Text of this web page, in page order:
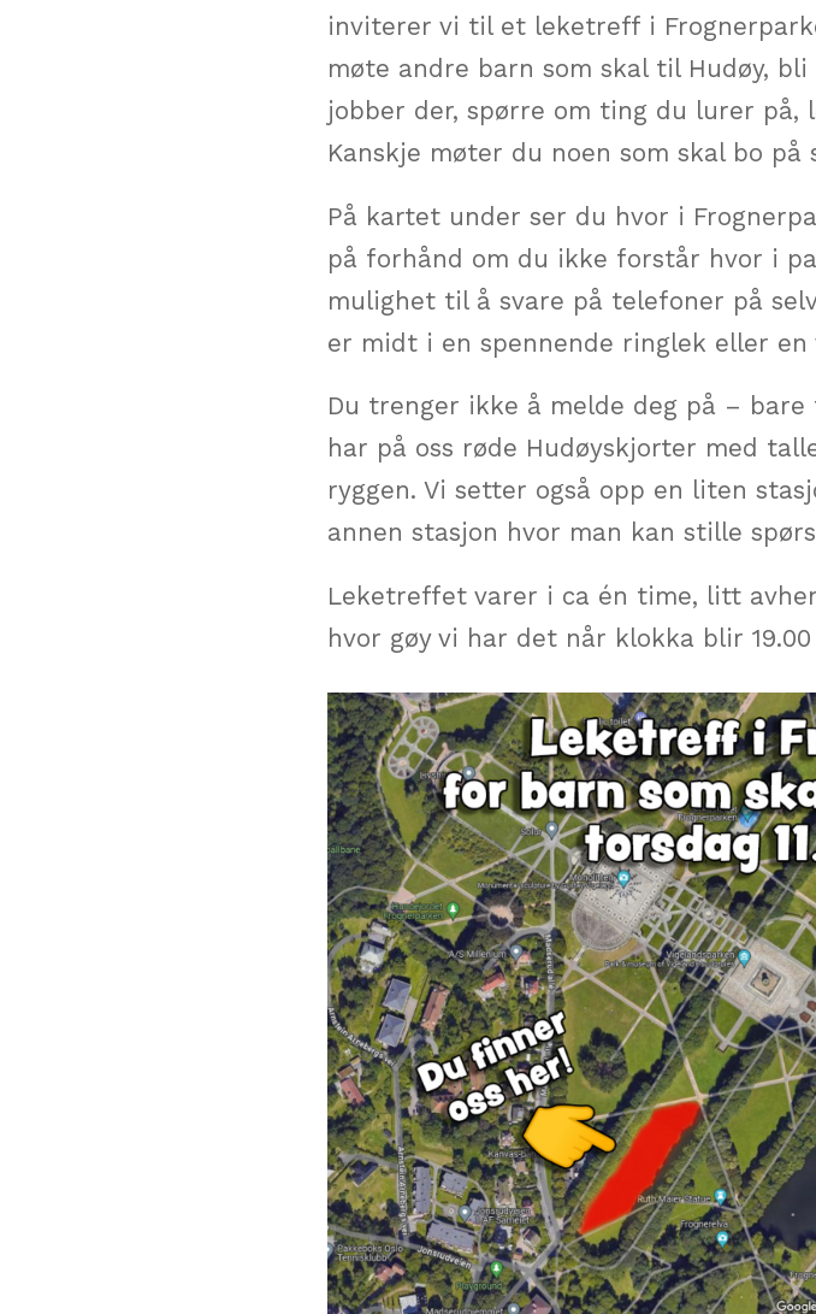
inviterer vi til et leketreff i
møte andre barn som skal til Hudøy,
jobber der, spørre om ting du lurer på,
Kanskje møter du noen som skal bo på
På kartet under ser du hvor i
på forhånd om du ikke forstår hvor i
mulighet til å svare på telefoner på
er midt i en spennende ringlek eller
Du trenger ikke å melde deg på –
har på oss røde Hudøyskjorter med
ryggen. Vi setter også opp en liten
annen stasjon hvor man kan stille
Leketreffet varer i ca én time, litt
hvor gøy vi har det når klokka blir 19.00